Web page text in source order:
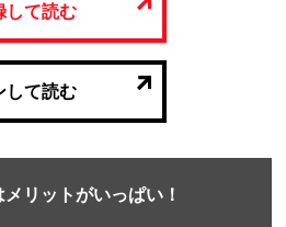
して読む
して読む
リットがいっぱい！